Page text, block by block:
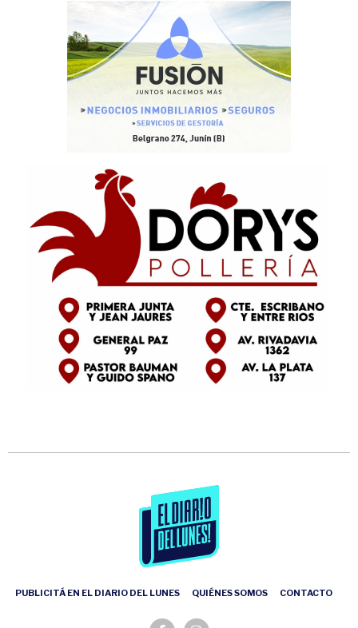
PUBLICITÁ EN EL DIARIO DEL LUNES QUIÉNES SOMOS CONTACTO